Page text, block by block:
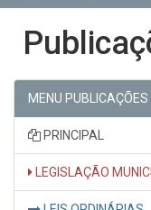
MENU PUBLICAÇÕES
PRINCIPAL
LEGISLAÇÃO